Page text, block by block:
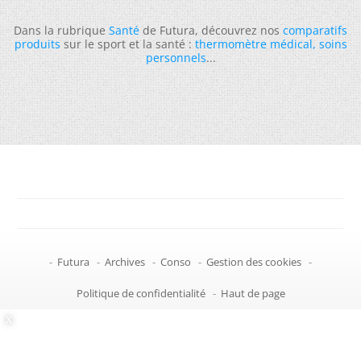
Dans la rubriqueSantéde Futura, découvrez noscomparatifs
produitssur le sport et la santé :thermomètre médical,soins
personnels...
- Futura - Archives - Conso - Gestion des cookies -
Politique de confidentialité - Haut de page